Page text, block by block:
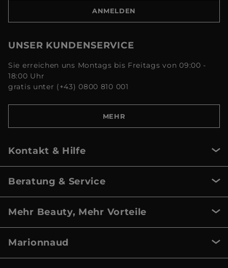
ANMELDEN
UNSER KUNDENSERVICE
Sie erreichen uns Montags bis Freitags von 09:00 -
18:00 Uhr
gratis unter (+43) 0800 810 001
MEHR
Kontakt & Hilfe
Beratung & Service
Mehr Beauty, Mehr Vorteile
Marionnaud